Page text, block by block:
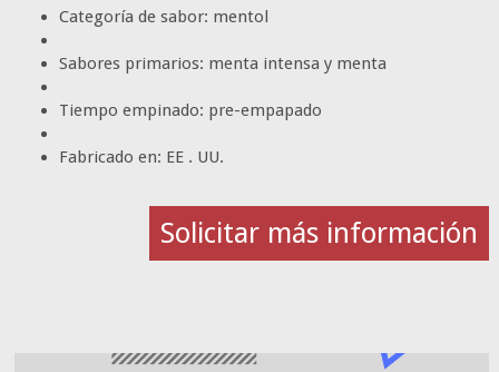
Categoría de sabor: mentol
Sabores primarios: menta intensa y menta
Tiempo empinado: pre-empapado
Fabricado en: EE . UU.
Solicitar más información